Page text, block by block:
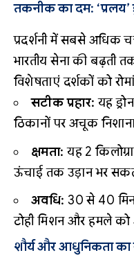
तकनीक का दम: ‘प्रलय’
प्रदर्शनी में सबसे अधिक
भारतीय सेना की बढ़ती
विशेषताएं दर्शकों को
सटीक प्रहार: यह
ठिकानों पर अचूक
क्षमता: यह 2
ऊंचाई तक उड़ान भर
अवधि: 30 से 40
टोही मिशन और हमले
शौर्य और आधुनिकता